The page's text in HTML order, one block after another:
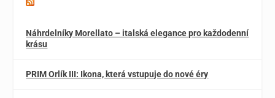
Náhrdelníky Morellato – italská elegance pro každodenní
krásu
PRIM Orlík III: Ikona, která vstupuje do nové éry